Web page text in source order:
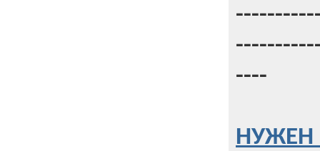
----
НУЖЕН